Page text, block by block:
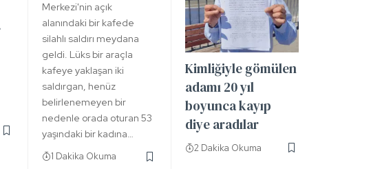
Merkezi'nin açık
alanındaki bir kafede
silahlı saldırı meydana
geldi. Lüks bir araçla
kafeye yaklaşan iki
saldırgan, henüz
belirlenemeyen bir
nedenle orada oturan 53
yaşındaki bir kadına…
1 Dakika Okuma
Kimliğiyle gömülen
adamı 20 yıl
boyunca kayıp
diye aradılar
2 Dakika Okuma